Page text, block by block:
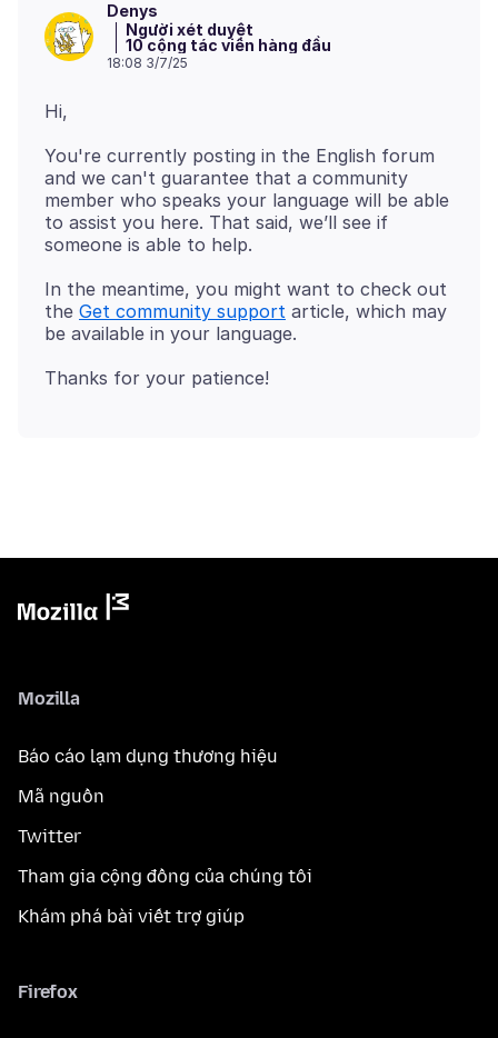
Denys
Người xét duyệt
10 cộng tác viên hàng đầu
18:08 3/7/25
You're currently posting in the English forum
and we can't guarantee that a community
member who speaks your language will be able
to assist you here. That said, we’ll see if
In the meantime, you might want to check out
the Get community support article, which may
Mozilla
Báo cáo lạm dụng thương hiệu
Mã nguồn
Twitter
Tham gia cộng đồng của chúng tôi
Khám phá bài viết trợ giúp
Firefox